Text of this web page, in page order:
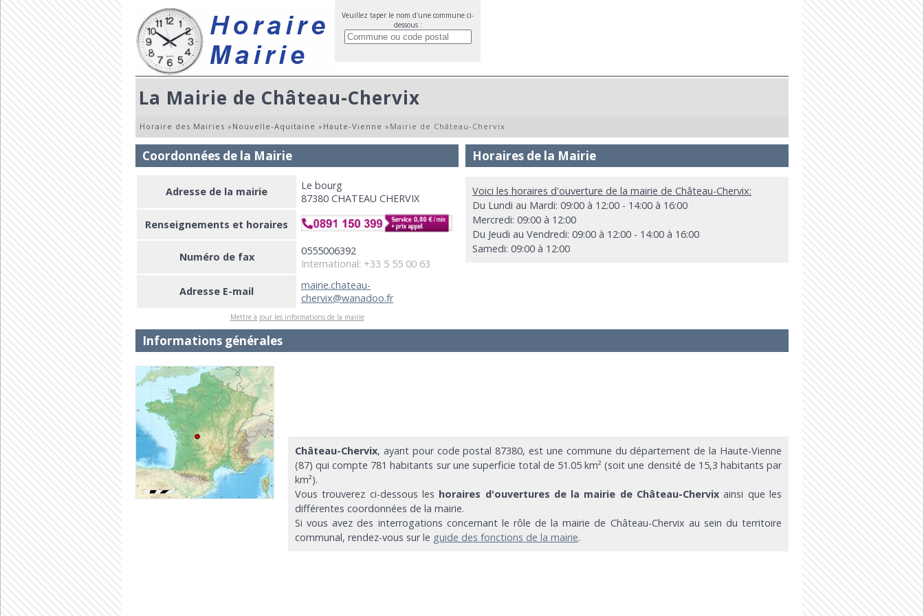
Veuillez taper le nom d'une commune ci-
dessous :
La Mairie de Château-Chervix
Horaire des Mairies » Nouvelle-Aquitaine » Haute-Vienne » Mairie de Château-Chervix
Coordonnées de la Mairie
Adresse de la mairie
Le bourg
87380 CHATEAU CHERVIX
Renseignements et horaires
Numéro de fax
0555006392
International: +33 5 55 00 63
Adresse E-mail
mairie.chateau-
chervix@wanadoo.fr
Mettre à jour les informations de la mairie
Horaires de la Mairie
Voici les horaires d'ouverture de la mairie de Château-Chervix:
Du Lundi au Mardi: 09:00 à 12:00 - 14:00 à 16:00
Mercredi: 09:00 à 12:00
Du Jeudi au Vendredi: 09:00 à 12:00 - 14:00 à 16:00
Samedi: 09:00 à 12:00
Informations générales
Château-Chervix, ayant pour code postal 87380, est une commune du département de la Haute-Vienne
(87) qui compte 781 habitants sur une superficie total de 51.05 km² (soit une densité de 15,3 habitants par
km²).
Vous trouverez ci-dessous les horaires d'ouvertures de la mairie de Château-Chervix ainsi que les
différentes coordonnées de la mairie.
Si vous avez des interrogations concernant le rôle de la mairie de Château-Chervix au sein du territoire
communal, rendez-vous sur le guide des fonctions de la mairie.